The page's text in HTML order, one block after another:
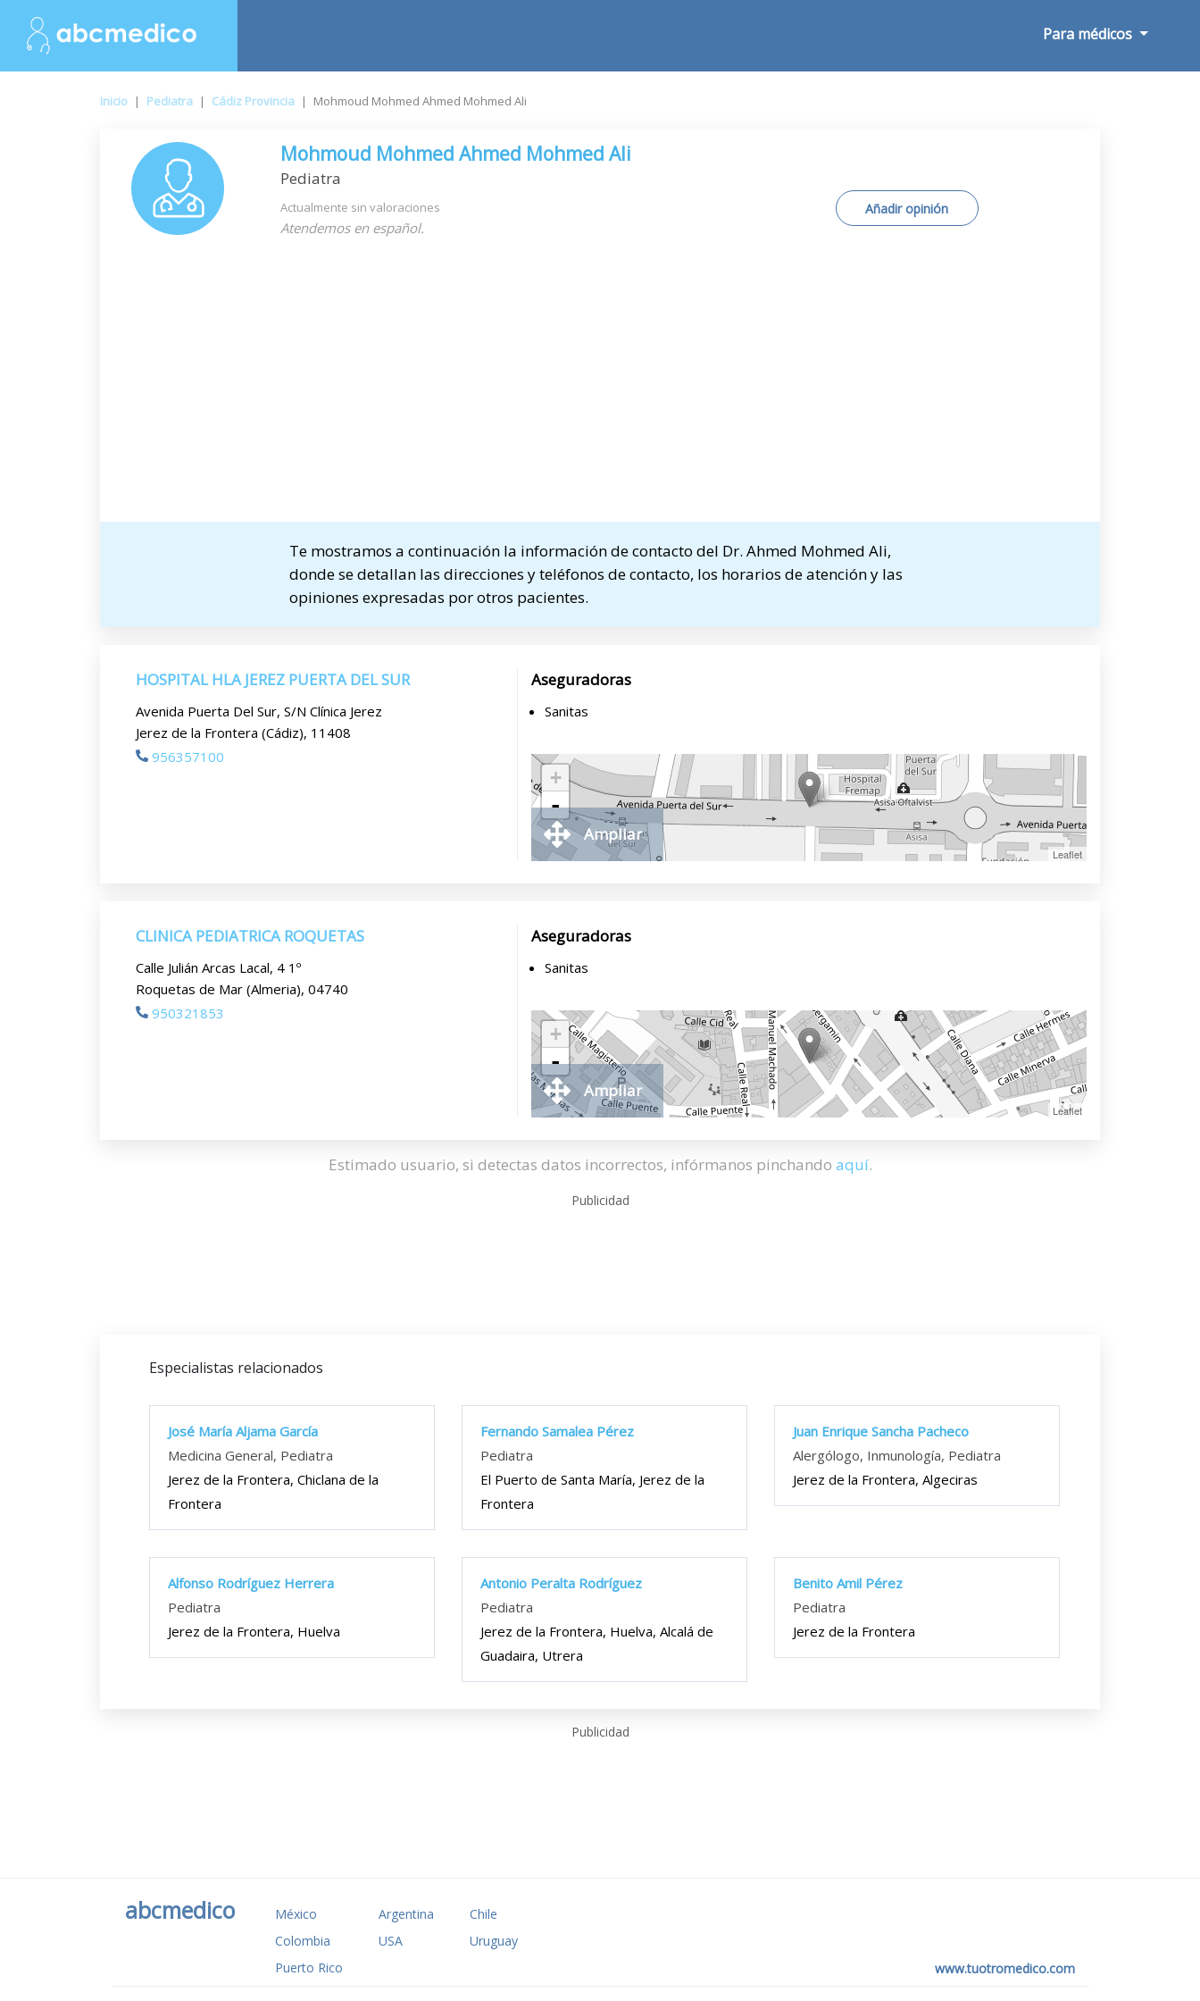
Para médicos
Inicio | Pediatra | Cádiz Provincia | Mohmoud Mohmed Ahmed Mohmed Ali
Mohmoud Mohmed Ahmed Mohmed Ali
Pediatra
Actualmente sin valoraciones
Atendemos en español.
Añadir opinión
Te mostramos a continuación la información de contacto del Dr. Ahmed Mohmed Ali,
donde se detallan las direcciones y teléfonos de contacto, los horarios de atención y las
opiniones expresadas por otros pacientes.
HOSPITAL HLA JEREZ PUERTA DEL SUR
Avenida Puerta Del Sur, S/N Clínica Jerez
Jerez de la Frontera (Cádiz), 11408
956357100
Aseguradoras
Sanitas
+
-
Leaflet
Ampliar
CLINICA PEDIATRICA ROQUETAS
Calle Julián Arcas Lacal, 4 1º
Roquetas de Mar (Almeria), 04740
950321853
Aseguradoras
Sanitas
+
-
Leaflet
Ampliar
Estimado usuario, si detectas datos incorrectos, infórmanos pinchando aquí.
Publicidad
Especialistas relacionados
José María Aljama García
Medicina General, Pediatra
Jerez de la Frontera, Chiclana de la
Frontera
Fernando Samalea Pérez
Pediatra
El Puerto de Santa María, Jerez de la
Frontera
Juan Enrique Sancha Pacheco
Alergólogo, Inmunología, Pediatra
Jerez de la Frontera, Algeciras
Alfonso Rodríguez Herrera
Pediatra
Jerez de la Frontera, Huelva
Antonio Peralta Rodríguez
Pediatra
Jerez de la Frontera, Huelva, Alcalá de
Guadaira, Utrera
Benito Amil Pérez
Pediatra
Jerez de la Frontera
Publicidad
abcmedico México Argentina
Chile
Colombia
USA
Uruguay
Puerto Rico
www.tuotromedico.com